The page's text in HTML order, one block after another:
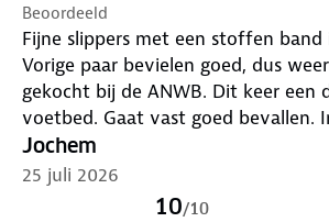
Beoordeeld
Fijne slippers met een stoffen band
Vorige paar bevielen goed, dus
gekocht bij de ANWB. Dit keer een
voetbed. Gaat vast goed bevallen.
gekocht, dus prijs/kwaliteit zeer
Jochem
25 juli 2026
10/10